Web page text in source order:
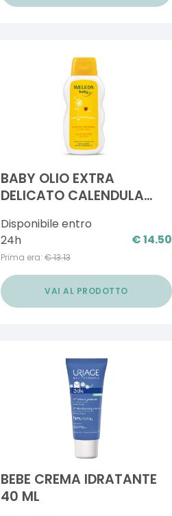
BABY OLIO EXTRA
DELICATO CALENDULA
Disponibile entro
24h
Prima era: €13.13
€14.50
VAI AL PRODOTTO
BEBE CREMA IDRATANTE
40 ML